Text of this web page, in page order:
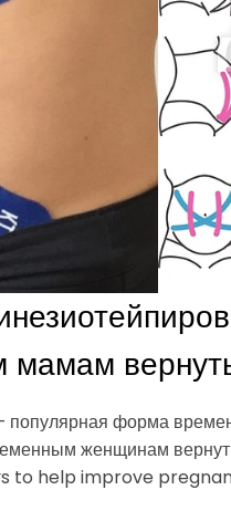
мамам
форма
женщинам
to help improve